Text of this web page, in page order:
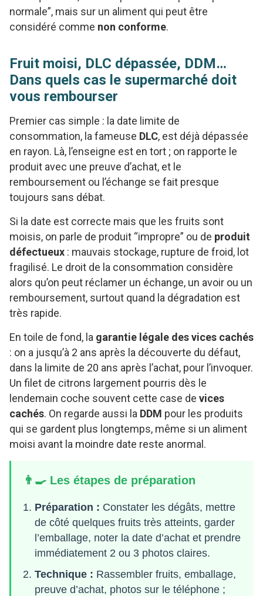
normale”, mais sur un aliment qui peut être
considéré comme non conforme.
Fruit moisi, DLC dépassée, DDM…
Dans quels cas le supermarché doit
vous rembourser
Premier cas simple : la date limite de
consommation, la fameuse DLC, est déjà dépassée
en rayon. Là, l’enseigne est en tort ; on rapporte le
produit avec une preuve d’achat, et le
remboursement ou l’échange se fait presque
toujours sans débat.
Si la date est correcte mais que les fruits sont
moisis, on parle de produit “impropre” ou de produit
défectueux : mauvais stockage, rupture de froid, lot
fragilisé. Le droit de la consommation considère
alors qu’on peut réclamer un échange, un avoir ou un
remboursement, surtout quand la dégradation est
très rapide.
En toile de fond, la garantie légale des vices cachés
: on a jusqu’à 2 ans après la découverte du défaut,
dans la limite de 20 ans après l’achat, pour l’invoquer.
Un filet de citrons largement pourris dès le
lendemain coche souvent cette case de vices
cachés. On regarde aussi la DDM pour les produits
qui se gardent plus longtemps, même si un aliment
moisi avant la moindre date reste anormal.
👨‍🍳 Les étapes de préparation
Préparation : Constater les dégâts, mettre
de côté quelques fruits très atteints, garder
l’emballage, noter la date d’achat et prendre
immédiatement 2 ou 3 photos claires.
Technique : Rassembler fruits, emballage,
preuve d’achat, photos sur le téléphone ;